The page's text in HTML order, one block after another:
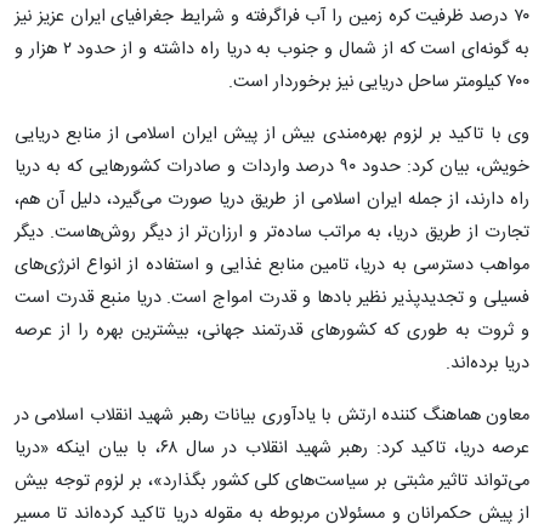
۷۰ درصد ظرفیت کره زمین را آب فراگرفته و شرایط جغرافیای ایران عزیز نیز
به گونه‌ای است که از شمال و جنوب به دریا راه داشته و از حدود ۲ هزار و
۷۰۰ کیلومتر ساحل دریایی نیز برخوردار است.
وی با تاکید بر لزوم بهره‌مندی بیش از پیش ایران اسلامی از منابع دریایی
خویش، بیان کرد: حدود ۹۰ درصد واردات و صادرات کشورهایی که به دریا
راه دارند، از جمله ایران اسلامی از طریق دریا صورت می‌گیرد، دلیل آن هم،
تجارت از طریق دریا، به مراتب ساده‌تر و ارزان‌تر از دیگر روش‌هاست. دیگر
مواهب دسترسی به دریا، تامین منابع غذایی و استفاده از انواع انرژی‌های
فسیلی و تجدیدپذیر نظیر بادها و قدرت امواج است. دریا منبع قدرت است
و ثروت به طوری که کشورهای قدرتمند جهانی، بیشترین بهره را از عرصه
دریا برده‌اند.
معاون هماهنگ کننده ارتش با یادآوری بیانات رهبر شهید انقلاب اسلامی در
عرصه دریا، تاکید کرد: رهبر شهید انقلاب در سال ۶۸، با بیان اینکه «دریا
می‌تواند تاثیر مثبتی بر سیاست‌های کلی کشور بگذارد»، بر لزوم توجه بیش
از پیش حکمرانان و مسئولان مربوطه به مقوله دریا تاکید کرده‌اند تا مسیر